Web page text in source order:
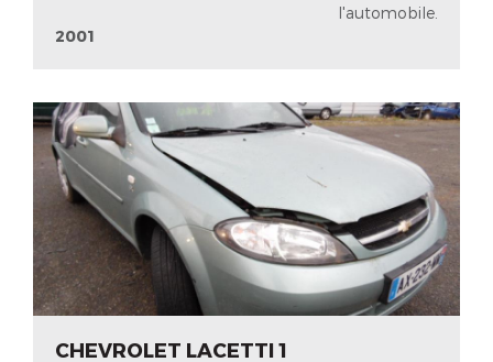
l'automobile.
2001
CHEVROLET LACETTI 1